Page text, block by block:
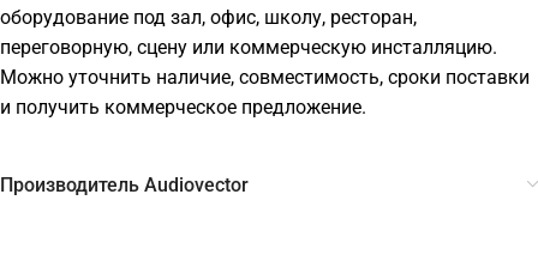
оборудование под зал, офис, школу, ресторан,
переговорную, сцену или коммерческую инсталляцию.
Можно уточнить наличие, совместимость, сроки поставки
и получить коммерческое предложение.
Производитель Audiovector